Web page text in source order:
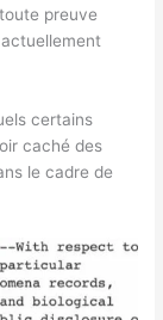
preuve
certains
caché des
le cadre de